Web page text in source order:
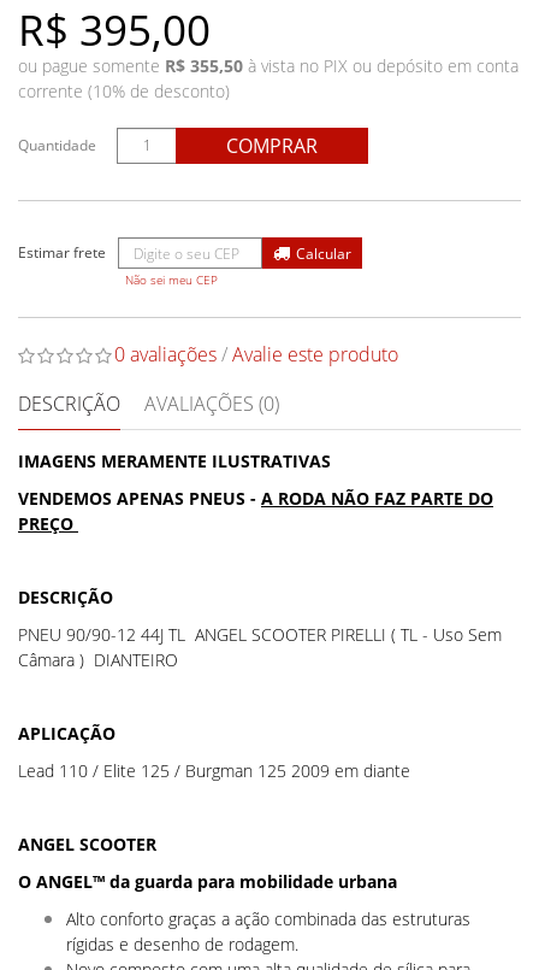
R$ 395,00
ou pague somente R$ 355,50 à vista no PIX ou depósito em conta
corrente (10% de desconto)
Quantidade COMPRAR
Não sei meu CEP
0 avaliações/Avalie este produto
DESCRIÇÃO
AVALIAÇÕES (0)
IMAGENS MERAMENTE ILUSTRATIVAS
VENDEMOS APENAS PNEUS - A RODA NÃO FAZ PARTE DO
PREÇO
DESCRIÇÃO
PNEU 90/90-12 44J TL ANGEL SCOOTER PIRELLI ( TL - Uso Sem
Câmara ) DIANTEIRO
APLICAÇÃO
Lead 110 / Elite 125 / Burgman 125 2009 em diante
ANGEL SCOOTER
O ANGEL™ da guarda para mobilidade urbana
Alto conforto graças a ação combinada das estruturas
rígidas e desenho de rodagem.